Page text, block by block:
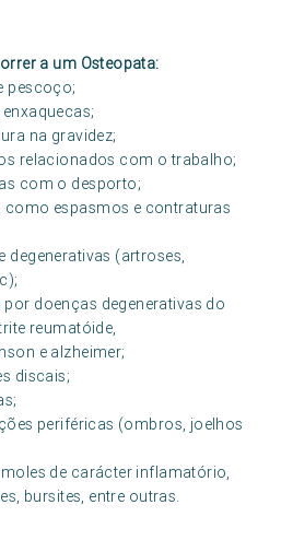
a um Osteopata:
pescoço;
na gravidez;
relacionados com o trabalho;
com o desporto;
como espasmos e contraturas
degenerativas (artroses,
doenças degenerativas do
reumatóide,
e alzheimer;
discais;
periféricas (ombros, joelhos
de carácter inflamatório,
bursites, entre outras.